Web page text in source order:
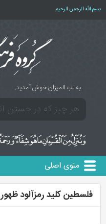
بسم الله الرحمن الرحیم
به لب المیزان خوش آمدید.
منوی اصلی
فلسطین کلید رمزآلود ظهور